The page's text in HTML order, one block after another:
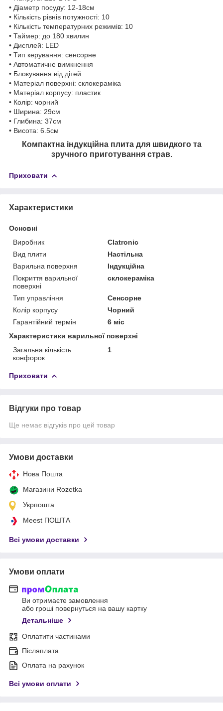
• Діаметр посуду: 12-18см
• Кількість рівнів потужності: 10
• Кількість температурних режимів: 10
• Таймер: до 180 хвилин
• Дисплей: LED
• Тип керування: сенсорне
• Автоматичне вимкнення
• Блокування від дітей
• Матеріал поверхні: склокераміка
• Матеріал корпусу: пластик
• Колір: чорний
• Ширина: 29см
• Глибина: 37см
• Висота: 6.5см
Компактна індукційна плита для швидкого та
зручного приготування страв.
Приховати
Характеристики
Основні
Виробник
Clatronic
Вид плити
Настільна
Варильна поверхня
Індукційна
Покриття варильної
поверхні
склокераміка
Тип управління
Сенсорне
Колір корпусу
Чорний
Гарантійний термін
6 міс
Характеристики варильної поверхні
Загальна кількість
конфорок
1
Приховати
Відгуки про товар
Ще немає відгуків про цей товар
Умови доставки
Нова Пошта
Магазини Rozetka
Укрпошта
Meest ПОШТА
Всі умови доставки
Умови оплати
Ви отримаєте замовлення
або гроші повернуться на вашу картку
Детальніше
Оплатити частинами
Післяплата
Оплата на рахунок
Всі умови оплати